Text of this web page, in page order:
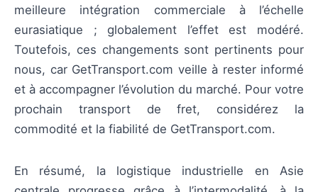
meilleure intégration commerciale à l’échelle
eurasiatique ; globalement l’effet est modéré.
Toutefois, ces changements sont pertinents pour
nous, car GetTransport.com veille à rester informé
et à accompagner l’évolution du marché. Pour votre
prochain transport de fret, considérez la
commodité et la fiabilité de GetTransport.com.
En résumé, la logistique industrielle en Asie